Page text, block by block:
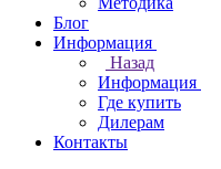
Блог
Информация
Назад
Информация
Где купить
Дилерам
Контакты